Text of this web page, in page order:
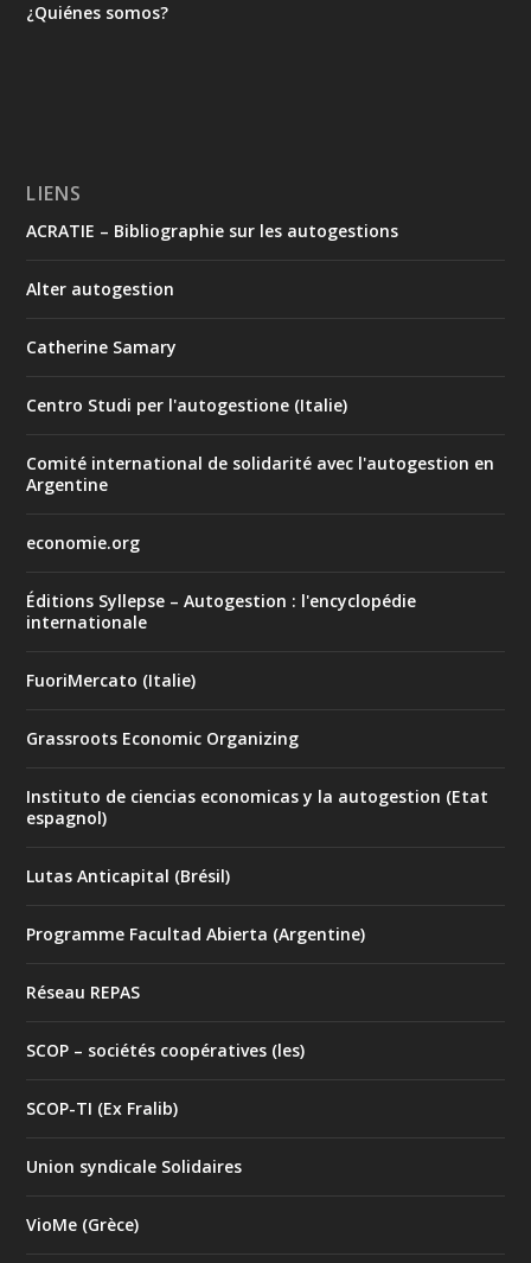
¿Quiénes somos?
LIENS
ACRATIE – Bibliographie sur les autogestions
Alter autogestion
Catherine Samary
Centro Studi per l'autogestione (Italie)
Comité international de solidarité avec l'autogestion en
Argentine
economie.org
Éditions Syllepse – Autogestion : l'encyclopédie
internationale
FuoriMercato (Italie)
Grassroots Economic Organizing
Instituto de ciencias economicas y la autogestion (Etat
espagnol)
Lutas Anticapital (Brésil)
Programme Facultad Abierta (Argentine)
Réseau REPAS
SCOP – sociétés coopératives (les)
SCOP-TI (Ex Fralib)
Union syndicale Solidaires
VioMe (Grèce)